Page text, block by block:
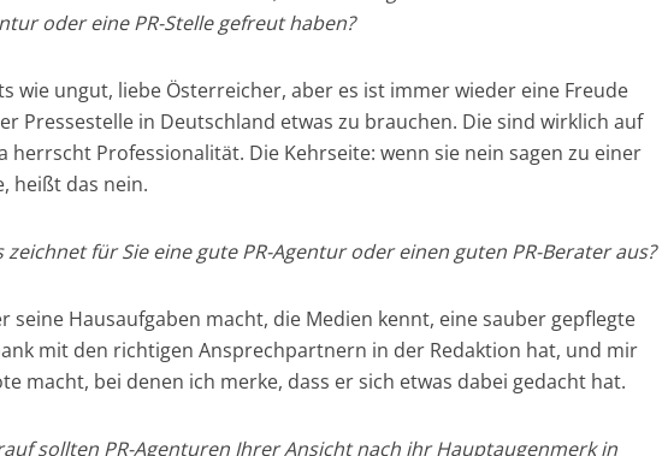
oder eine PR-Stelle gefreut haben?
wie ungut, liebe Österreicher, aber es ist immer wieder eine Freude
Pressestelle in Deutschland etwas zu brauchen. Die sind wirklich auf
herrscht Professionalität. Die Kehrseite: wenn sie nein sagen zu einer
heißt das nein.
zeichnet für Sie eine gute PR-Agentur oder einen guten PR-Berater aus?
seine Hausaufgaben macht, die Medien kennt, eine sauber gepflegte
mit den richtigen Ansprechpartnern in der Redaktion hat, und mir
macht, bei denen ich merke, dass er sich etwas dabei gedacht hat.
sollten PR-Agenturen Ihrer Ansicht nach ihr Hauptaugenmerk in